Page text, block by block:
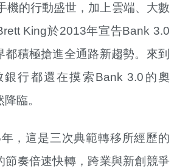
機的行動盛世，加上雲端、大數
King於2013年宣告Bank 3.0
都積極搶進全通路新趨勢。來到
銀行都還在摸索Bank 3.0的奧
臨。
，這是三次典範轉移所經歷的
節奏倍速快轉，跨業與新創競爭